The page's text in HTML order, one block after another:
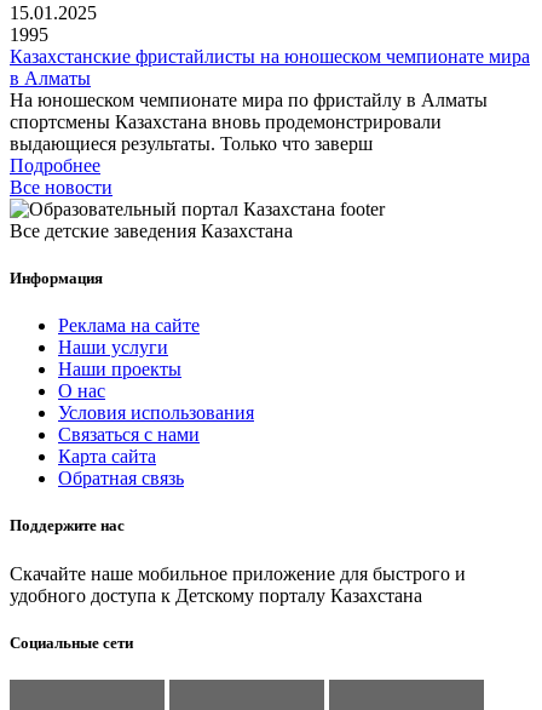
15.01.2025
1995
Казахстанские фристайлисты на юношеском чемпионате мира
в Алматы
На юношеском чемпионате мира по фристайлу в Алматы
спортсмены Казахстана вновь продемонстрировали
выдающиеся результаты. Только что заверш
Подробнее
Все новости
Все детские заведения Казахстана
Информация
Реклама на сайте
Наши услуги
Наши проекты
О нас
Условия использования
Связаться с нами
Карта сайта
Обратная связь
Поддержите нас
Скачайте наше мобильное приложение для быстрого и
удобного доступа к Детскому порталу Казахстана
Социальные сети